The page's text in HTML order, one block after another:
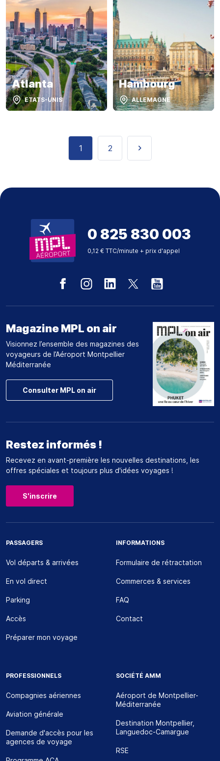
Atlanta
ETATS-UNIS
Hambourg
ALLEMAGNE
Page courante
1 Page
2 Page suivante
0 825 830 003
0,12 € TTC/minute + prix d'appel
Magazine MPL on air
Visionnez l’ensemble des magazines des
voyageurs de l’Aéroport Montpellier
Méditerranée
Consulter MPL on air
Restez informés !
Recevez en avant-première les nouvelles destinations, les
offres spéciales et toujours plus d'idées voyages !
S'inscrire
PASSAGERS
Vol départs & arrivées
En vol direct
Parking
Accès
Préparer mon voyage
INFORMATIONS
Formulaire de rétractation
Commerces & services
FAQ
Contact
PROFESSIONNELS
Compagnies aériennes
Aviation générale
Demande d'accès pour les
agences de voyage
SOCIÉTÉ AMM
Aéroport de Montpellier-
Méditerranée
Destination Montpellier,
Languedoc-Camargue
RSE